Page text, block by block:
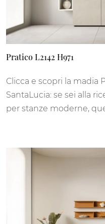
Pratico L2142 H971
Clicca e scopri la madia
SantaLucia: se sei alla
per stanze moderne,